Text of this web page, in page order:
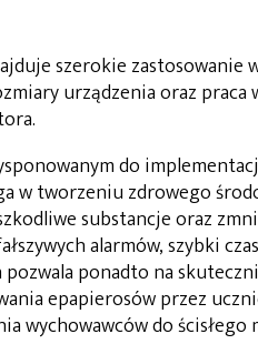
szerokie
urządzenia oraz praca
do
w tworzeniu zdrowego
substancje oraz
alarmów, szybki
ponadto na
epapierosów przez
wychowawców do